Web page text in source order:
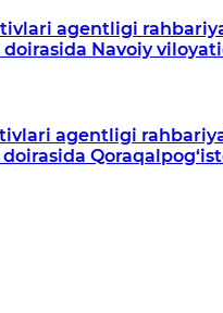
agentligi
Navoiy
agentligi